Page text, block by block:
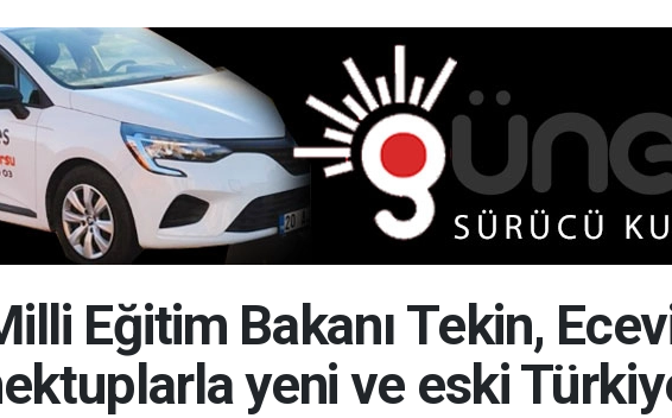
Eğitim Bakanı Tekin,
yeni ve eski